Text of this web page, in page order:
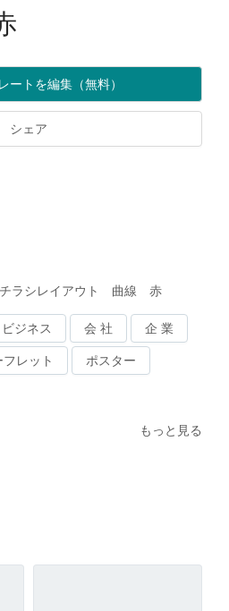
ートを編集（無料）
シェア
チラシレイアウト 曲線 赤
ビジネス 会 社 企 業
フレット ポスター
もっと見る